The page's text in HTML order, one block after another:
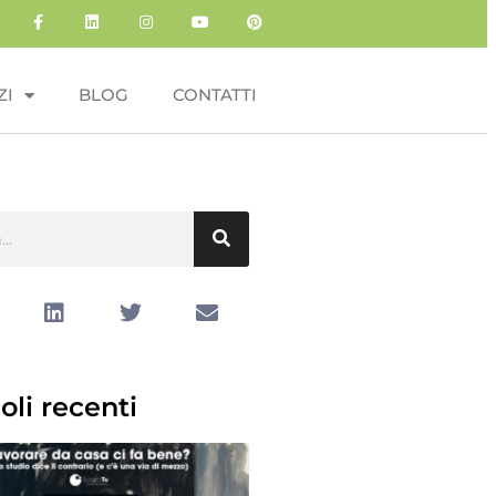
BLOG CONTATTI
recenti